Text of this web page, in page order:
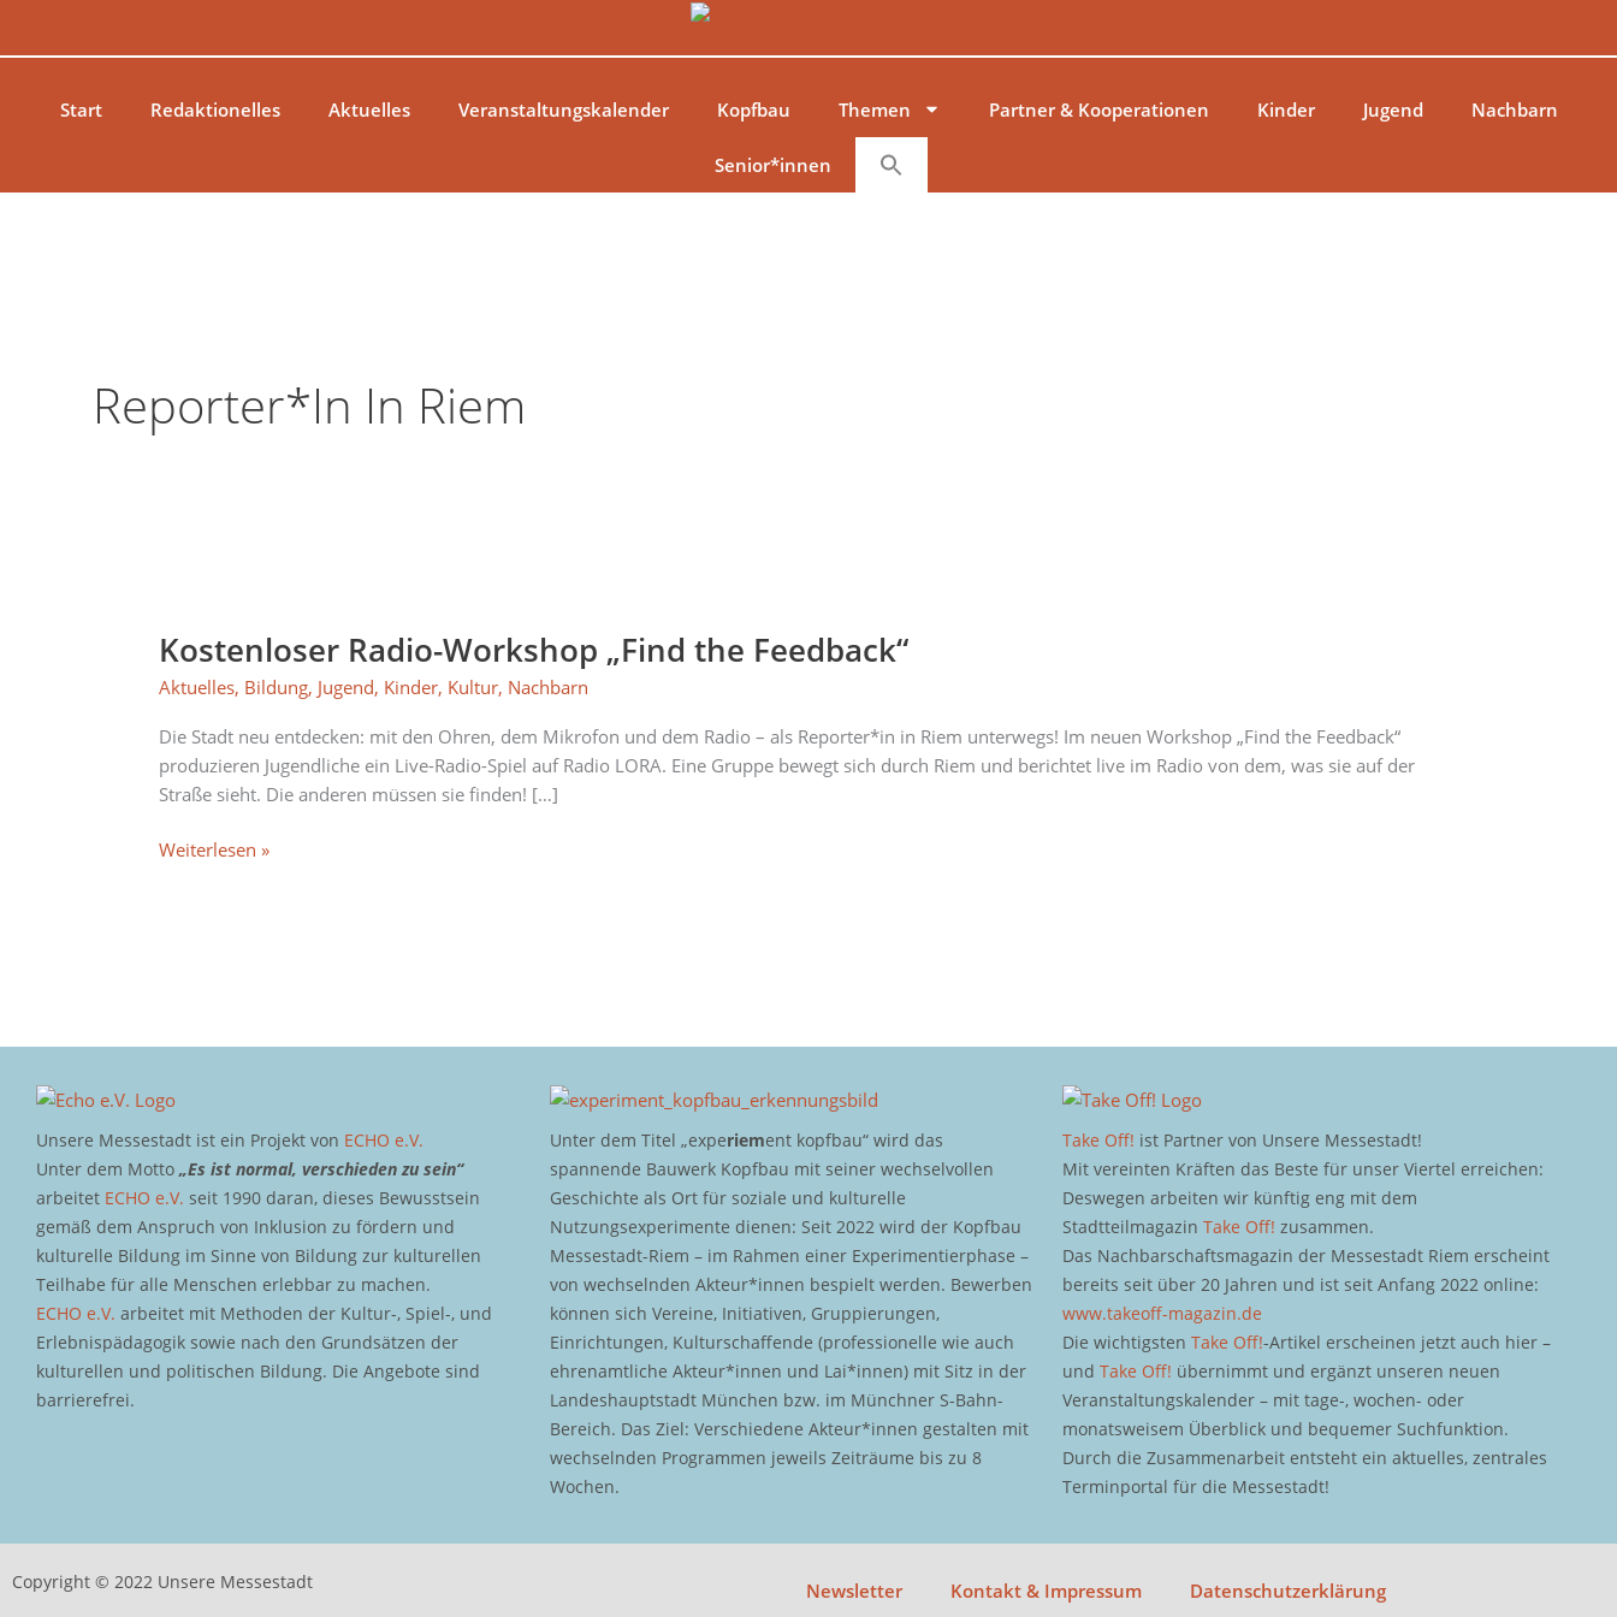
Start
Redaktionelles Aktuelles Veranstaltungskalender Kopfbau Themen Partner & Kooperationen Kinder Jugend Nachbarn
Senior*innen
Reporter*in In Riem
Kostenloser Radio-Workshop „Find the Feedback“
Aktuelles, Bildung, Jugend, Kinder, Kultur, Nachbarn
Die Stadt neu entdecken: mit den Ohren, dem Mikrofon und dem Radio – als Reporter*in in Riem unterwegs! Im neuen Workshop „Find the Feedback“
produzieren Jugendliche ein Live-Radio-Spiel auf Radio LORA. Eine Gruppe bewegt sich durch Riem und berichtet live im Radio von dem, was sie auf der
Straße sieht. Die anderen müssen sie finden! […]
Workshop
„Find
Feedback“
Weiterlesen »
Unsere Messestadt ist ein Projekt von ECHO e.V.
Unter dem Motto „Es ist normal, verschieden zu sein“
arbeitet ECHO e.V. seit 1990 daran, dieses Bewusstsein
gemäß dem Anspruch von Inklusion zu fördern und
kulturelle Bildung im Sinne von Bildung zur kulturellen
Teilhabe für alle Menschen erlebbar zu machen.
ECHO e.V. arbeitet mit Methoden der Kultur-, Spiel-, und
Erlebnispädagogik sowie nach den Grundsätzen der
kulturellen und politischen Bildung. Die Angebote sind
barrierefrei.
Unter dem Titel „experiement kopfbau“ wird das
spannende Bauwerk Kopfbau mit seiner wechselvollen
Geschichte als Ort für soziale und kulturelle
Nutzungsexperimente dienen: Seit 2022 wird der Kopfbau
Messestadt-Riem – im Rahmen einer Experimentierphase –
von wechselnden Akteur*innen bespielt werden. Bewerben
können sich Vereine, Initiativen, Gruppierungen,
Einrichtungen, Kulturschaffende (professionelle wie auch
ehrenamtliche Akteur*innen und Lai*innen) mit Sitz in der
Landeshauptstadt München bzw. im Münchner S-Bahn-
Bereich. Das Ziel: Verschiedene Akteur*innen gestalten mit
wechselnden Programmen jeweils Zeiträume bis zu 8
Wochen.
Take Off! ist Partner von Unsere Messestadt!
Mit vereinten Kräften das Beste für unser Viertel erreichen:
Deswegen arbeiten wir künftig eng mit dem
StadtteilmagazinTake Off! zusammen.
Das Nachbarschaftsmagazin der Messestadt Riem erscheint
bereits seit über 20 Jahren und ist seit Anfang 2022 online:
www.takeoff-magazin.de
Die wichtigstenTake Off!-Artikel erscheinen jetzt auch hier –
undTake Off! übernimmt und ergänzt unseren neuen
Veranstaltungskalender – mit tage-, wochen- oder
monatsweisem Überblick und bequemer Suchfunktion.
Durch die Zusammenarbeit entsteht ein aktuelles, zentrales
Terminportal für die Messestadt!
Copyright © 2022 Unsere Messestadt Newsletter Kontakt & Impressum Datenschutzerklärung